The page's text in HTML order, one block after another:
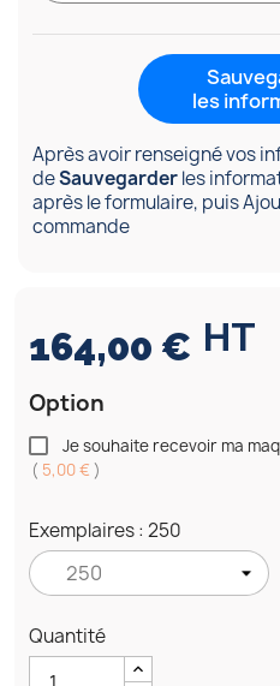
les
Après avoir renseigné vos
deSauvegarderles
après le formulaire, puis
commande
164,00 € HT
Option
Je souhaite recevoir ma
( 5,00 € )
Exemplaires : 250
Quantité